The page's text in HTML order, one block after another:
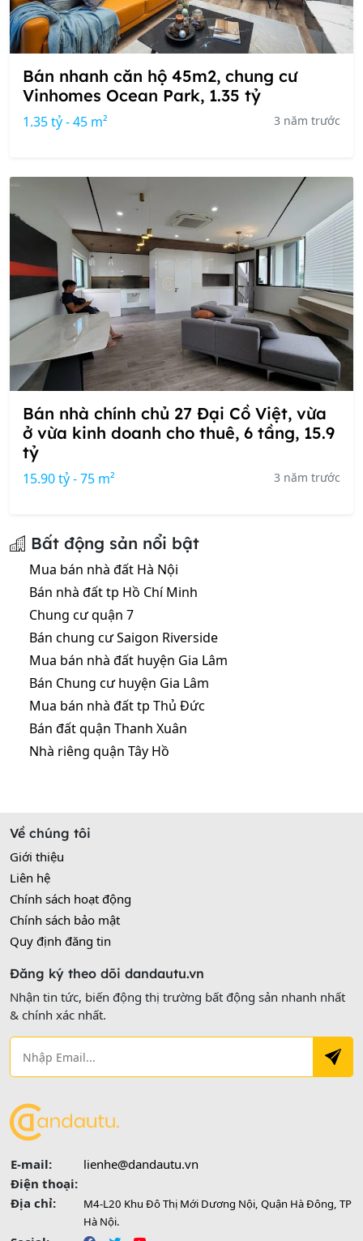
Bán nhanh căn hộ 45m2, chung cư
Vinhomes Ocean Park, 1.35 tỷ
1.35 tỷ - 45 m² 3 năm trước
Bán nhà chính chủ 27 Đại Cồ Việt, vừa
ở vừa kinh doanh cho thuê, 6 tầng, 15.9
tỷ
15.90 tỷ - 75 m² 3 năm trước
Bất động sản nổi bật
Mua bán nhà đất Hà Nội
Bán nhà đất tp Hồ Chí Minh
Chung cư quận 7
Bán chung cư Saigon Riverside
Mua bán nhà đất huyện Gia Lâm
Bán Chung cư huyện Gia Lâm
Mua bán nhà đất tp Thủ Đức
Bán đất quận Thanh Xuân
Nhà riêng quận Tây Hồ
Về chúng tôi
Giới thiệu
Liên hệ
Chính sách hoạt động
Chính sách bảo mật
Quy định đăng tin
Đăng ký theo dõi dandautu.vn
Nhận tin tức, biến động thị trường bất động sản nhanh nhất
& chính xác nhất.
E-mail:
lienhe@dandautu.vn
Điện thoại:
Địa chỉ:
M4-L20 Khu Đô Thị Mới Dương Nội, Quận Hà Đông, TP
Hà Nội.